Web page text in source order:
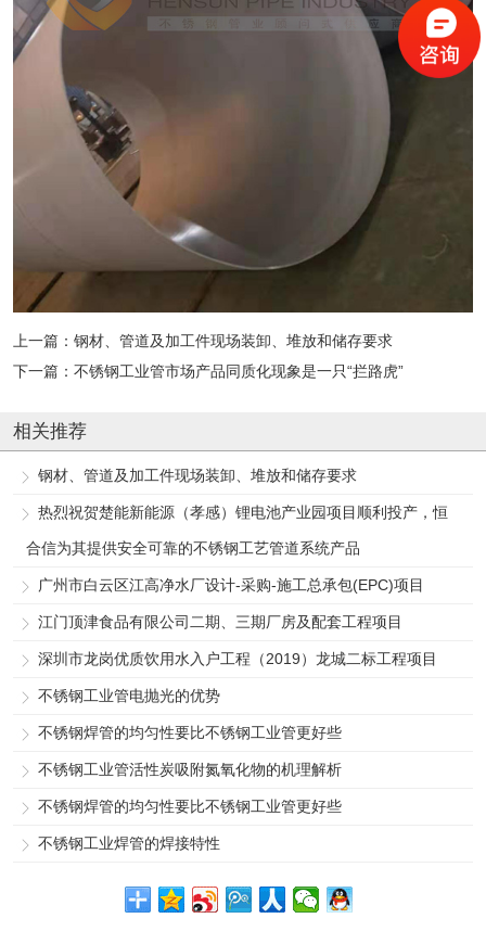
上一篇： 钢材、管道及加工件现场装卸、堆放和储存要求
下一篇： 不锈钢工业管市场产品同质化现象是一只“拦路虎”
相关推荐
钢材、管道及加工件现场装卸、堆放和储存要求
热烈祝贺楚能新能源（孝感）锂电池产业园项目顺利投产，恒
合信为其提供安全可靠的不锈钢工艺管道系统产品
广州市白云区江高净水厂设计-采购-施工总承包(EPC)项目
江门顶津食品有限公司二期、三期厂房及配套工程项目
深圳市龙岗优质饮用水入户工程（2019）龙城二标工程项目
不锈钢工业管电抛光的优势
不锈钢焊管的均匀性要比不锈钢工业管更好些
不锈钢工业管活性炭吸附氮氧化物的机理解析
不锈钢焊管的均匀性要比不锈钢工业管更好些
不锈钢工业焊管的焊接特性